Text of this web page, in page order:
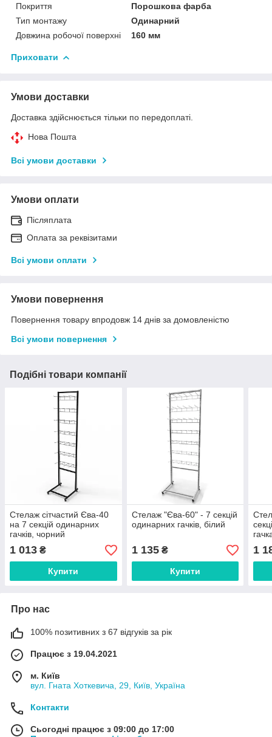
Покриття
Порошкова фарба
Тип монтажу
Одинарний
Довжина робочої поверхні
160 мм
Приховати
Умови доставки
Доставка здійснюється тільки по передоплаті.
Нова Пошта
Всі умови доставки
Умови оплати
Післяплата
Оплата за реквізитами
Всі умови оплати
Умови повернення
Повернення товару впродовж 14 днів за домовленістю
Всі умови повернення
Подібні товари компанії
Стелаж сітчастий Єва-40
на 7 секцій одинарних
гачків, чорний
1 013 ₴
Купити
Стелаж "Єва-60" - 7 секцій
одинарних гачків, білий
1 135₴
Купити
1
Про нас
100% позитивних з 67 відгуків за рік
Працює з 19.04.2021
м. Київ
вул. Гната Хоткевича, 29, Київ, Україна
Контакти
Сьогодні працює з 09:00 до 17:00